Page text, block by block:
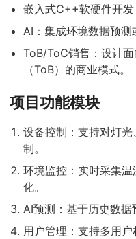
嵌入式C++软硬件开发
AI：集成环境数据预测
ToB/ToC销售：设计
（ToB）的商业模式。
项目功能模块
设备控制：支持对灯
制。
环境监控：实时采集
化。
AI预测：基于历史数据
用户管理：支持多用